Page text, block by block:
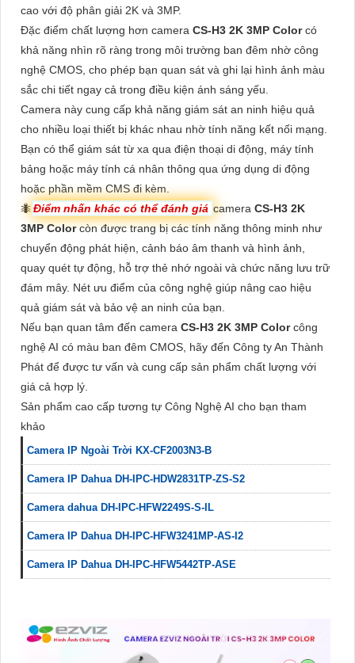
cao với độ phân giải 2K và 3MP.
Đặc điểm chất lượng hơn camera CS-H3 2K 3MP Colorcó
khả năng nhìn rõ ràng trong môi trường ban đêm nhờ công
nghệ CMOS, cho phép bạn quan sát và ghi lại hình ảnh màu
sắc chi tiết ngay cả trong điều kiện ánh sáng yếu.
Camera này cung cấp khả năng giám sát an ninh hiệu quả
cho nhiều loại thiết bị khác nhau nhờ tính năng kết nối mạng.
Bạn có thể giám sát từ xa qua điện thoại di động, máy tính
bảng hoặc máy tính cá nhân thông qua ứng dụng di động
hoặc phần mềm CMS đi kèm.
🐜Điểm nhấn khác có thể đánh giá camera CS-H3 2K
3MP Colorcòn được trang bị các tính năng thông minh như
chuyển động phát hiện, cảnh báo âm thanh và hình ảnh,
quay quét tự động, hỗ trợ thẻ nhớ ngoài và chức năng lưu trữ
đám mây. Nét ưu điểm của công nghệ giúp nâng cao hiệu
quả giám sát và bảo vệ an ninh của bạn.
Nếu bạn quan tâm đến camera CS-H3 2K 3MP Colorcông
nghệ AI có màu ban đêm CMOS, hãy đến Công ty An Thành
Phát để được tư vấn và cung cấp sản phẩm chất lượng với
giá cả hợp lý.
Sản phẩm cao cấp tương tự Công Nghệ AI cho bạn tham
khảo
Camera IP Ngoài Trời KX-CF2003N3-B
Camera IP Dahua DH-IPC-HDW2831TP-ZS-S2
Camera dahua DH-IPC-HFW2249S-S-IL
Camera IP Dahua DH-IPC-HFW3241MP-AS-I2
Camera IP Dahua DH-IPC-HFW5442TP-ASE